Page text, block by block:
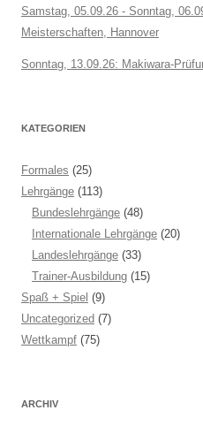
Samstag, 05.09.26 - Sonntag,
Meisterschaften, Hannover
Sonntag, 13.09.26: Makiwara-
KATEGORIEN
Formales (25)
Lehrgänge (113)
Bundeslehrgänge (48)
Internationale Lehrgänge (20)
Landeslehrgänge (33)
Trainer-Ausbildung (15)
Spaß + Spiel (9)
Uncategorized (7)
Wettkampf (75)
ARCHIV